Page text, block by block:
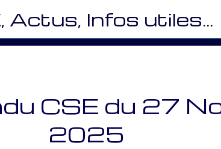
CSE, Actus, Infos utiles… (VES)
CSE du 27
2025